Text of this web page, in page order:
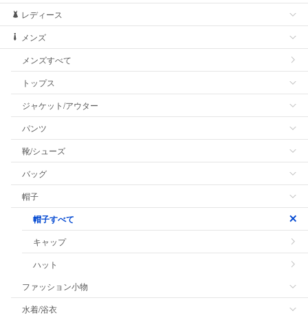
レディース
メンズ
メンズすべて
トップス
ジャケット/アウター
パンツ
靴/シューズ
バッグ
帽子
帽子すべて
キャップ
ハット
ファッション小物
水着/浴衣